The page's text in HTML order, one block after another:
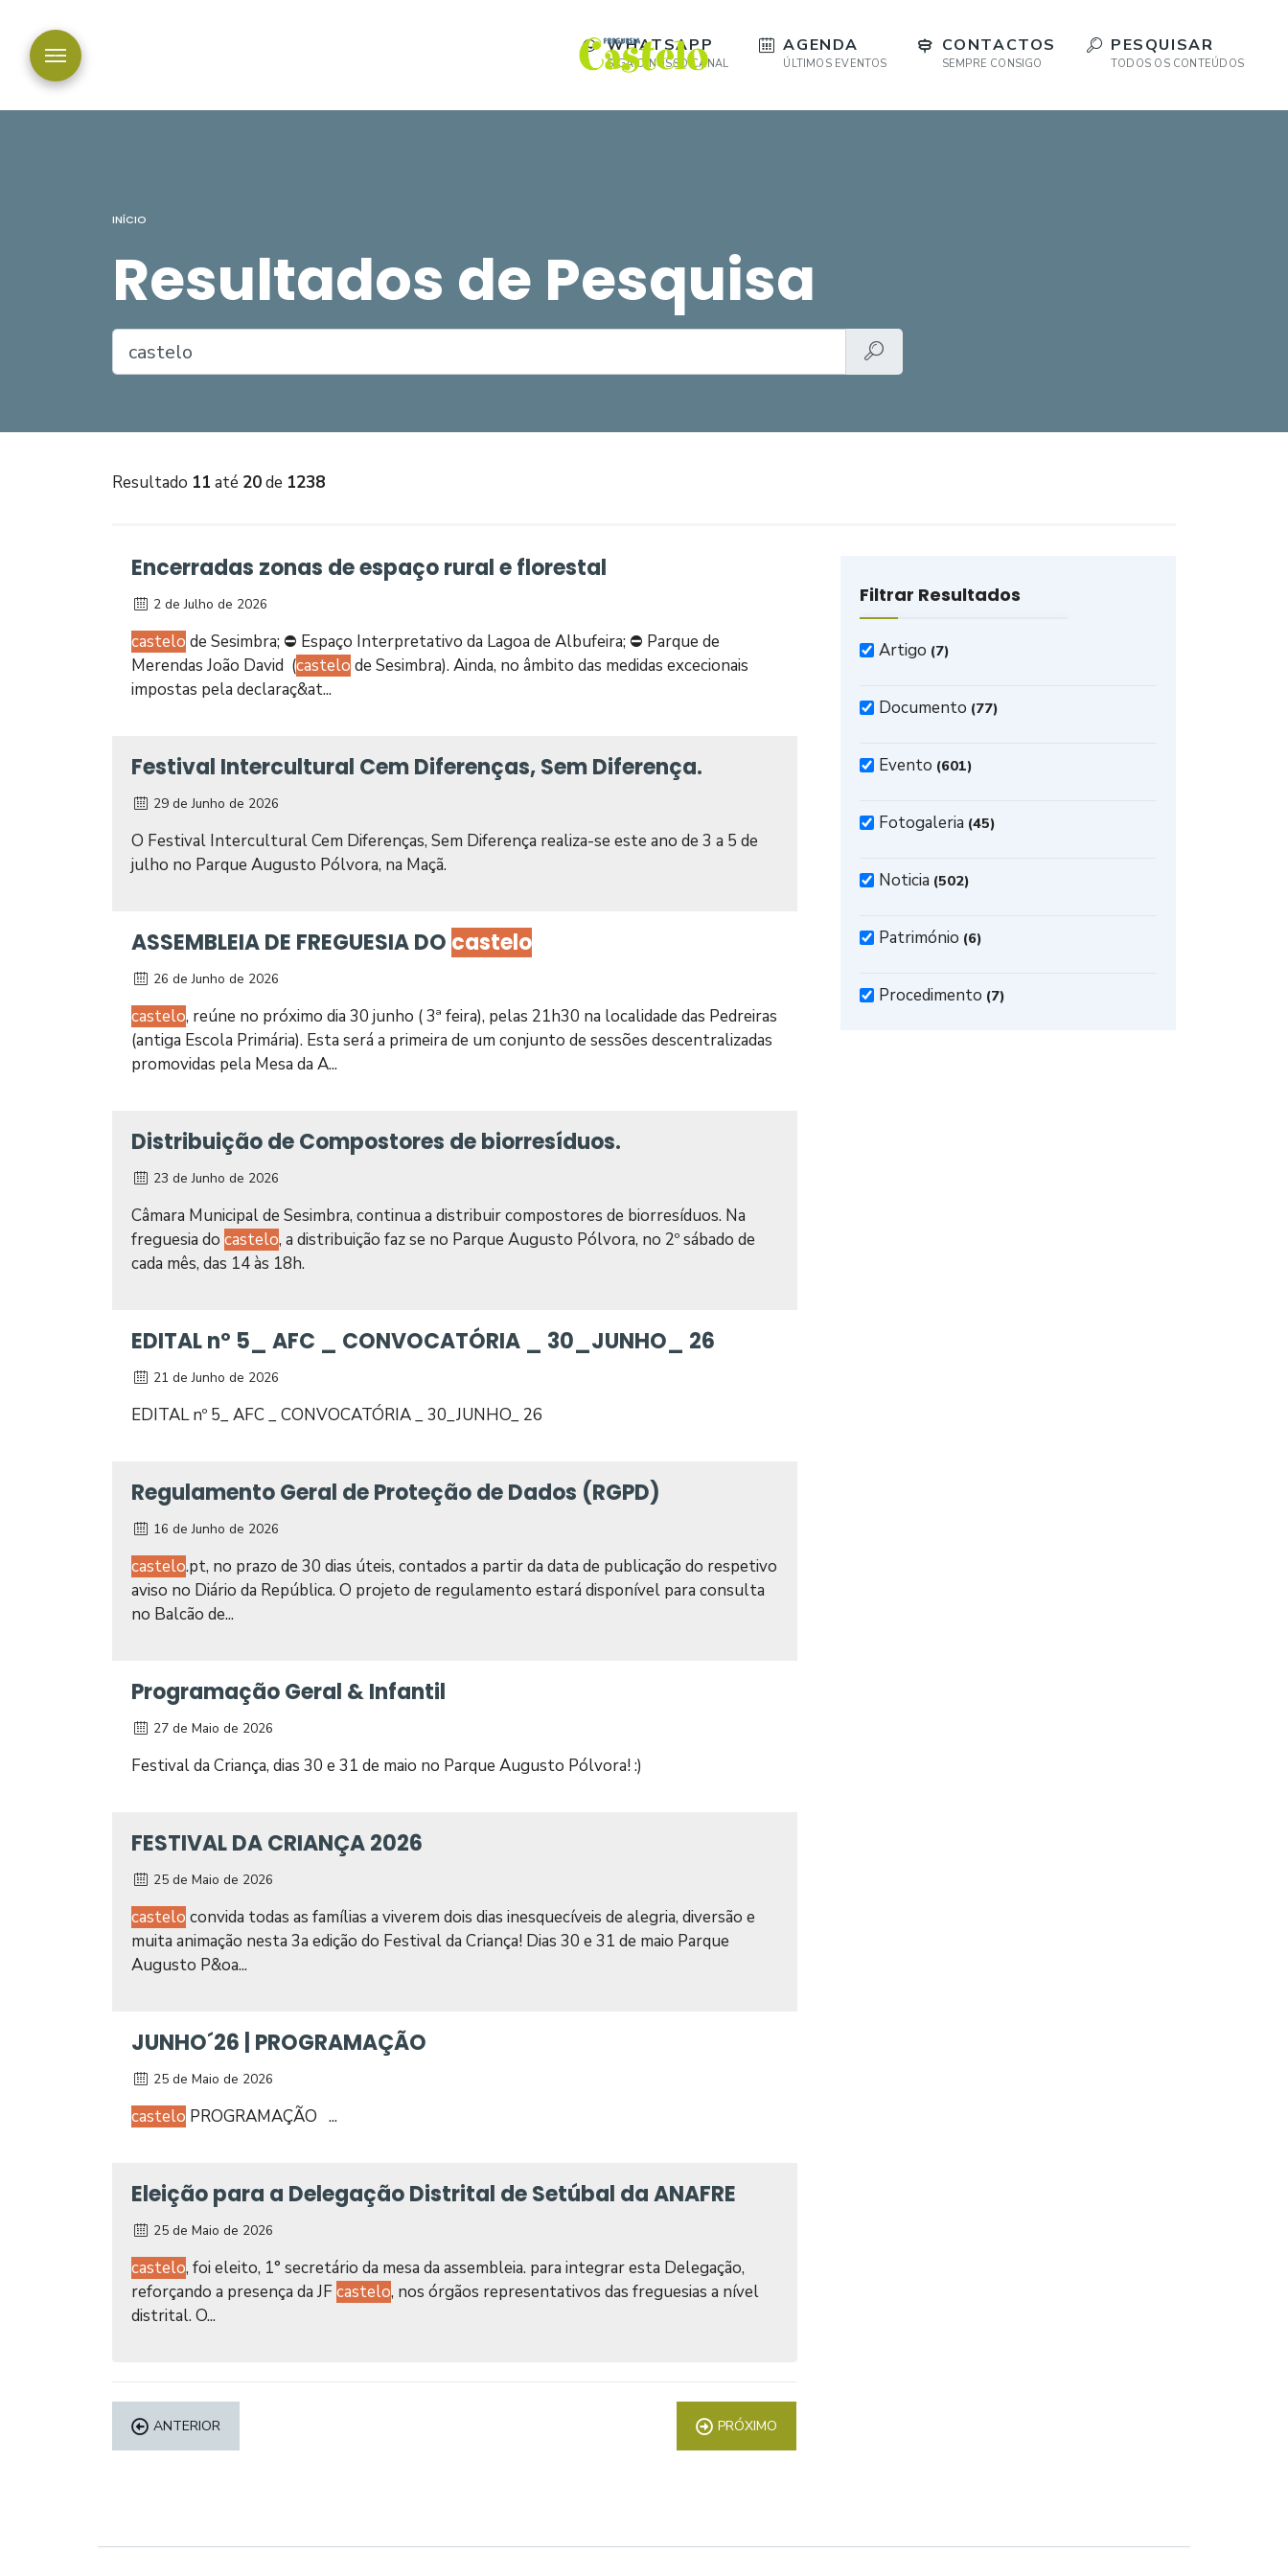
WHATSAPP
SIGA O NOSSO CANAL
AGENDA
ÚLTIMOS EVENTOS
CONTACTOS
SEMPRE CONSIGO
PESQUISAR
TODOS OS CONTEÚDOS
INÍCIO
Resultados de Pesquisa
Resultado 11 até 20de 1238
Encerradas zonas de espaço rural e florestal
2 de Julho de 2026
castelo de Sesimbra; ⛔ Espaço Interpretativo da Lagoa de Albufeira; ⛔ Parque de
Merendas João David (castelo de Sesimbra). Ainda, no âmbito das medidas excecionais
impostas pela declaraç&at...
Festival Intercultural Cem Diferenças, Sem Diferença.
29 de Junho de 2026
O Festival Intercultural Cem Diferenças, Sem Diferença realiza-se este ano de 3 a 5 de
julho no Parque Augusto Pólvora, na Maçã.
ASSEMBLEIA DE FREGUESIA DO castelo
26 de Junho de 2026
castelo, reúne no próximo dia 30 junho ( 3ª feira), pelas 21h30 na localidade das Pedreiras
(antiga Escola Primária). Esta será a primeira de um conjunto de sessões descentralizadas
promovidas pela Mesa da A...
Distribuição de Compostores de biorresíduos.
23 de Junho de 2026
Câmara Municipal de Sesimbra, continua a distribuir compostores de biorresíduos. Na
freguesia do castelo, a distribuição faz se no Parque Augusto Pólvora, no 2º sábado de
cada mês, das 14 às 18h.
EDITAL nº 5_ AFC _ CONVOCATÓRIA _ 30_JUNHO_ 26
21 de Junho de 2026
EDITAL nº 5_ AFC _ CONVOCATÓRIA _ 30_JUNHO_ 26
Regulamento Geral de Proteção de Dados (RGPD)
16 de Junho de 2026
castelo.pt, no prazo de 30 dias úteis, contados a partir da data de publicação do respetivo
aviso no Diário da República. O projeto de regulamento estará disponível para consulta
no Balcão de...
Programação Geral & Infantil
27 de Maio de 2026
Festival da Criança, dias 30 e 31 de maio no Parque Augusto Pólvora! :)
FESTIVAL DA CRIANÇA 2026
25 de Maio de 2026
castelo convida todas as famílias a viverem dois dias inesquecíveis de alegria, diversão e
muita animação nesta 3a edição do Festival da Criança! Dias 30 e 31 de maio Parque
Augusto P&oa...
JUNHO´26 | PROGRAMAÇÃO
25 de Maio de 2026
castelo PROGRAMAÇÃO ...
Eleição para a Delegação Distrital de Setúbal da ANAFRE
25 de Maio de 2026
castelo, foi eleito, 1° secretário da mesa da assembleia. para integrar esta Delegação,
reforçando a presença da JFcastelo, nos órgãos representativos das freguesias a nível
distrital. O...
ANTERIOR PRÓXIMO
Filtrar Resultados
Artigo (7)
Documento (77)
Evento (601)
Fotogaleria (45)
Noticia (502)
Património (6)
Procedimento (7)